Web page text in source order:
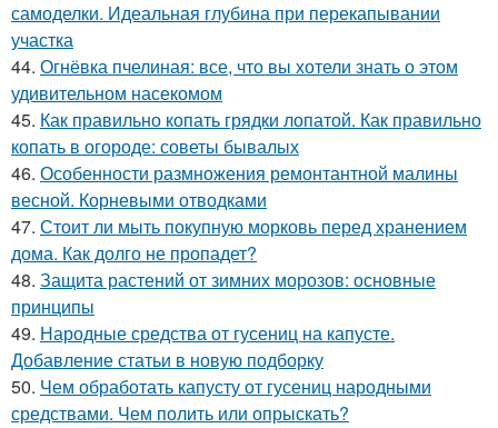
самоделки. Идеальная глубина при перекапывании
участка
44. Огнёвка пчелиная: все, что вы хотели знать о этом
удивительном насекомом
45. Как правильно копать грядки лопатой. Как правильно
копать в огороде: советы бывалых
46. Особенности размножения ремонтантной малины
весной. Корневыми отводками
47. Стоит ли мыть покупную морковь перед хранением
дома. Как долго не пропадет?
48. Защита растений от зимних морозов: основные
принципы
49. Народные средства от гусениц на капусте.
Добавление статьи в новую подборку
50. Чем обработать капусту от гусениц народными
средствами. Чем полить или опрыскать?